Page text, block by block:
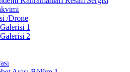
/Drone
1
2